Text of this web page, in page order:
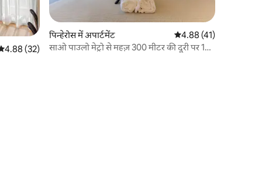
रेटिंग 5 में से 4.88, 32 समीक्षाएँ
4.88 (32)
पिन्हेरोस में अपार्टमेंट औसत रेटिंग 5 में से 4.88,
4.88 (41)
साओ पाउलो मेट्रो से महज़ 300 मीटर की दूरी पर 1